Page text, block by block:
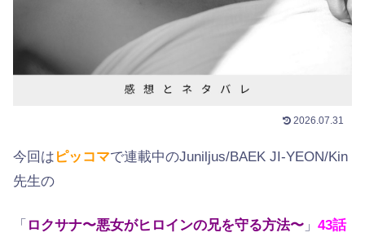
2026.07.31
今回は ピッコマで連載中のJuniljus/BAEK JI-YEON/Kin
先生の
「 ロクサナ〜悪女がヒロインの兄を守る方法〜 」 43話